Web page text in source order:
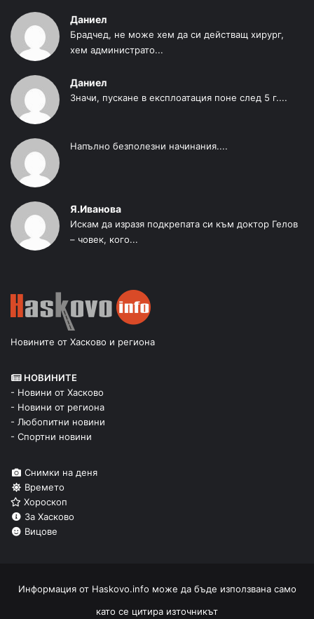
Даниел
Брадчед, не може хем да си действащ хирург,
хем администрато...
Даниел
Значи, пускане в експлоатация поне след 5 г....
Напълно безполезни начинания....
Я.Иванова
Искам да изразя подкрепата си към доктор Гелов
– човек, кого...
Новините от Хасково и региона
НОВИНИТЕ
- Новини от Хасково
- Новини от региона
- Любопитни новини
- Спортни новини
Снимки на деня
Времето
Хороскоп
За Хасково
Вицове
Информация от Haskovo.info може да бъде използвана само
като се цитира източникът